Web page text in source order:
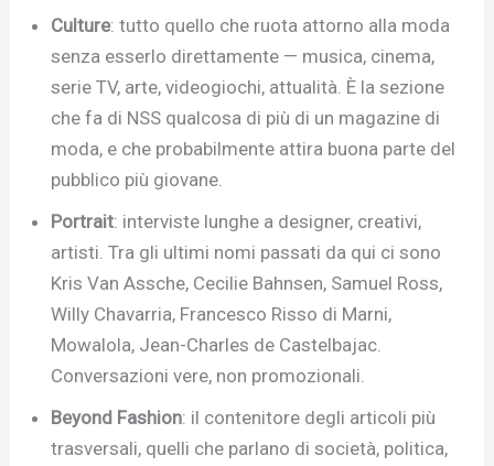
Culture: tutto quello che ruota attorno alla moda
senza esserlo direttamente — musica, cinema,
serie TV, arte, videogiochi, attualità. È la sezione
che fa di NSS qualcosa di più di un magazine di
moda, e che probabilmente attira buona parte del
pubblico più giovane.
Portrait: interviste lunghe a designer, creativi,
artisti. Tra gli ultimi nomi passati da qui ci sono
Kris Van Assche, Cecilie Bahnsen, Samuel Ross,
Willy Chavarria, Francesco Risso di Marni,
Mowalola, Jean-Charles de Castelbajac.
Conversazioni vere, non promozionali.
Beyond Fashion: il contenitore degli articoli più
trasversali, quelli che parlano di società, politica,